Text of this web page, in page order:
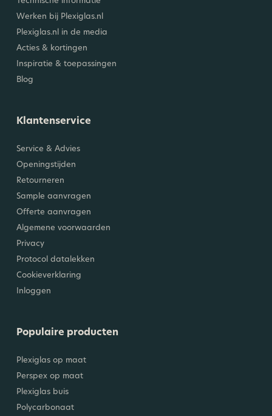
Werken bij Plexiglas.nl
Plexiglas.nl in de media
Acties & kortingen
Inspiratie & toepassingen
Blog
Klantenservice
Service & Advies
Openingstijden
Retourneren
Sample aanvragen
Offerte aanvragen
Algemene voorwaarden
Privacy
Protocol datalekken
Cookieverklaring
Inloggen
Populaire producten
Plexiglas op maat
Perspex op maat
Plexiglas buis
Polycarbonaat